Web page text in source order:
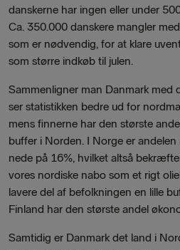
danskerne har ingen eller under
Ca. 350.000 danskere mangler
som er nødvendig, for at klare
som større indkøb til julen.
Sammenligner man Danmark med
ser statistikken bedre ud for
mens finnerne har den største
buffer i Norden. I Norge er
nede på 16%, hvilket altså
vores nordiske nabo som et rigt
lavere del af befolkningen en lille
Finland har den største andel
Samtidig er Danmark det land i